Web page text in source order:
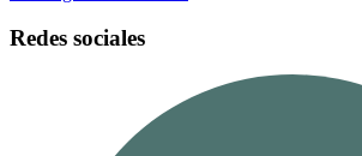
Redes sociales